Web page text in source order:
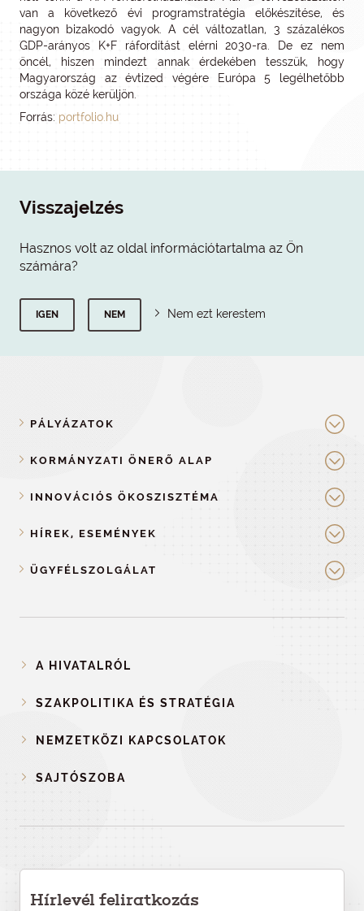
van a következő évi programstratégia előkészítése, és
nagyon bizakodó vagyok. A cél változatlan, 3 százalékos
GDP-arányos K+F ráfordítást elérni 2030-ra. De ez nem
öncél, hiszen mindezt annak érdekében tesszük, hogy
Magyarország az évtized végére Európa 5 legélhetőbb
országa közé kerüljön.
Forrás: portfolio.hu
Visszajelzés
Hasznos volt az oldal információtartalma az Ön
számára?
IGEN NEM Nem ezt kerestem
PÁLYÁZATOK
KORMÁNYZATI ÖNERŐ ALAP
INNOVÁCIÓS ÖKOSZISZTÉMA
HÍREK, ESEMÉNYEK
ÜGYFÉLSZOLGÁLAT
A HIVATALRÓL
SZAKPOLITIKA ÉS STRATÉGIA
NEMZETKÖZI KAPCSOLATOK
SAJTÓSZOBA
Hírlevél feliratkozás